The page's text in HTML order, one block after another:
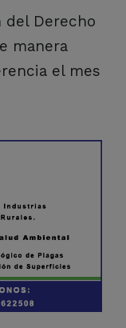
del Derecho
manera
el mes